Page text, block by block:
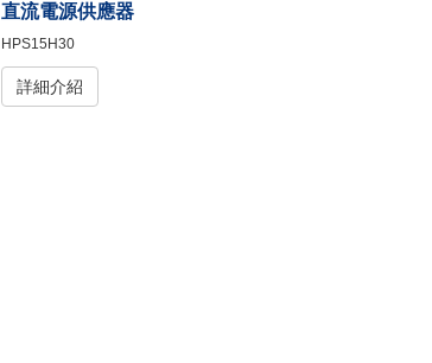
直流電源供應器
HPS15H30
詳細介紹